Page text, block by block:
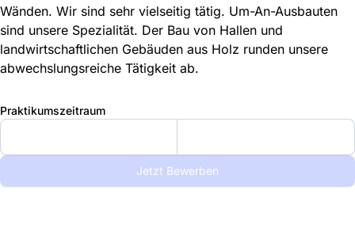
Wänden. Wir sind sehr vielseitig tätig. Um-An-Ausbauten
sind unsere Spezialität. Der Bau von Hallen und
landwirtschaftlichen Gebäuden aus Holz runden unsere
abwechslungsreiche Tätigkeit ab.
Praktikumszeitraum
Jetzt Bewerben